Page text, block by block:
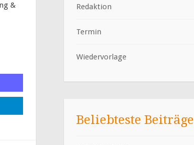
&
Redaktion
Termin
Wiedervorlage
Beliebteste Beiträge